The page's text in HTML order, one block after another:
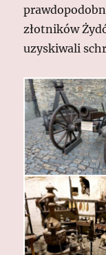
złotników
uzyskiwali